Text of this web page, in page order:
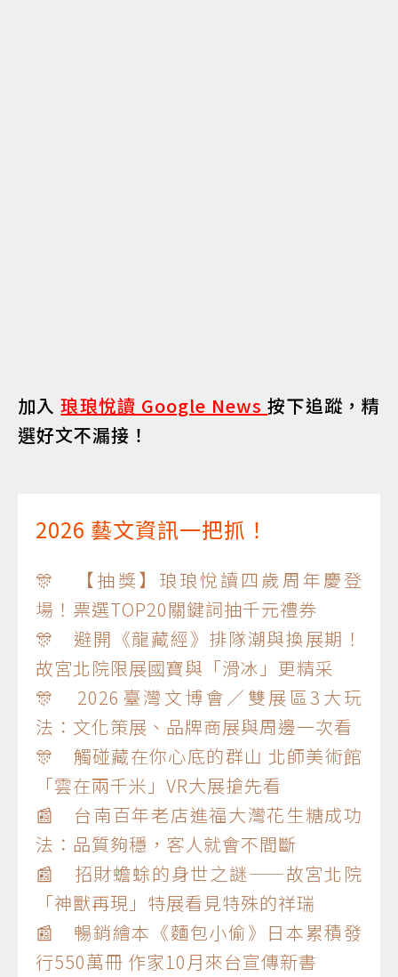
加入琅琅悅讀 Google News按下追蹤，精
選好文不漏接！
2026 藝文資訊一把抓！
🎊 【抽獎】琅琅悅讀四歲周年慶登
場！票選TOP20關鍵詞抽千元禮券
🎊 避開《龍藏經》排隊潮與換展期！
故宮北院限展國寶與「滑冰」更精采
🎊 2026臺灣文博會／雙展區3大玩
法：文化策展、品牌商展與周邊一次看
🎊 觸碰藏在你心底的群山 北師美術館
「雲在兩千米」VR大展搶先看
📰 台南百年老店進福大灣花生糖成功
法：品質夠穩，客人就會不間斷
📰 招財蟾蜍的身世之謎——故宮北院
「神獸再現」特展看見特殊的祥瑞
📰 暢銷繪本《麵包小偷》日本累積發
行550萬冊 作家10月來台宣傳新書